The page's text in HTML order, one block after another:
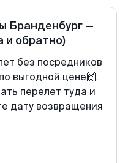
Бранденбург—
и обратно)
без посредников
выгодной цене🙌.
перелет туда и
дату возвращения